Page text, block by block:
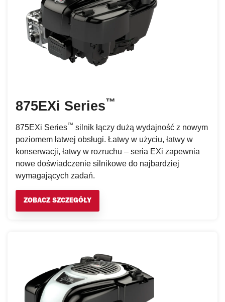
875EXi Series™
875EXi Series™ silnik łączy dużą wydajność z nowym
poziomem łatwej obsługi. Łatwy w użyciu, łatwy w
konserwacji, łatwy w rozruchu – seria EXi zapewnia
nowe doświadczenie silnikowe do najbardziej
wymagających zadań.
ZOBACZ SZCZEGÓŁY